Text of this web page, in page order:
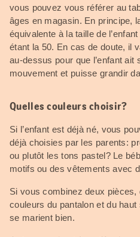
vous pouvez vous référer au
âges en magasin. En principe,
équivalente à la taille de
étant la 50. En cas de doute, il
au-dessus pour que l’enfant
mouvement et puisse grandir
Quelles couleurs choisir?
Si l’enfant est déjà né, vous
déjà choisies par les parents:
ou plutôt les tons pastel? Le
motifs ou des vêtements avec
Si vous combinez deux
couleurs du pantalon et du
se marient bien.